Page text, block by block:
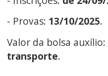
- Provas: 13/10/2025.
Valor da bolsa auxílio:
transporte.